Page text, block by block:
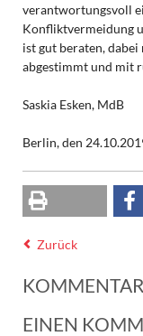
verantwortungsvoll
Konfliktvermeidung
ist gut beraten,
abgestimmt und mit
Saskia Esken, MdB
Berlin, den
Zurück
EINEN